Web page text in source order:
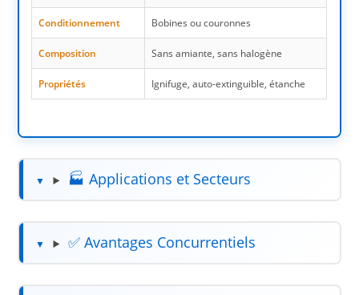
Conditionnement Bobines ou couronnes
Composition Sans amiante, sans halogène
Propriétés Ignifuge, auto-extinguible, étanche
🏭 Applications et Secteurs
✅ Avantages Concurrentiels